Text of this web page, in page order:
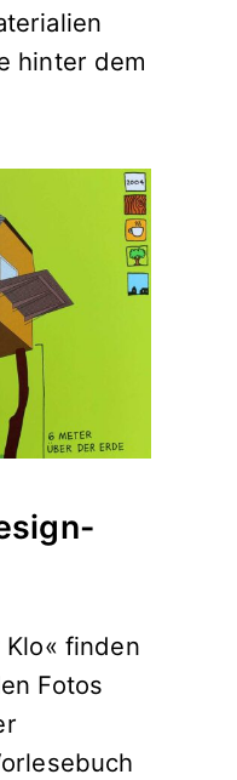
hinter dem
Klo« finden
Fotos